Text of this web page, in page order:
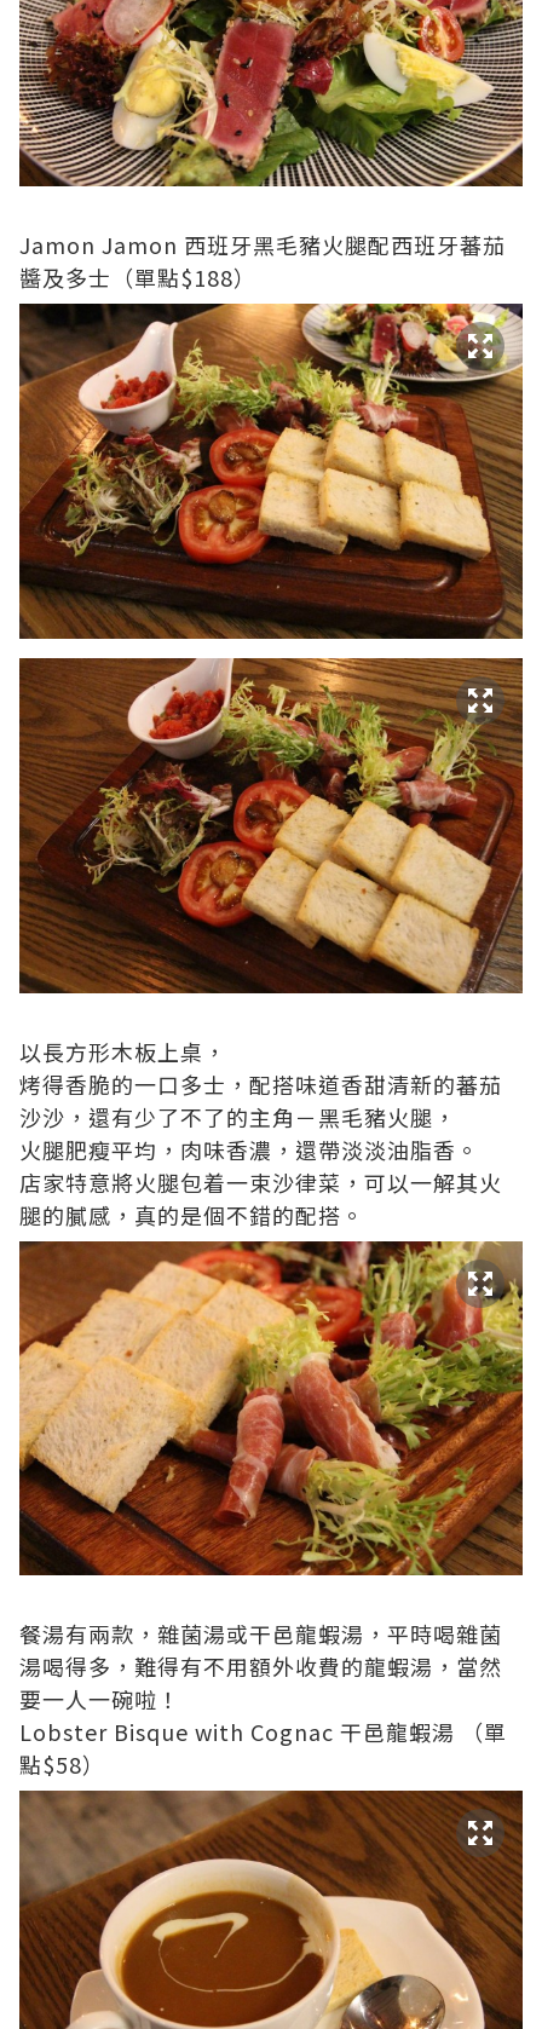
Jamon Jamon 西班牙黑毛豬火腿配西班牙蕃茄
醬及多士（單點$188）
以長方形木板上桌，
烤得香脆的一口多士，配搭味道香甜清新的蕃茄
沙沙，還有少了不了的主角－黑毛豬火腿，
火腿肥瘦平均，肉味香濃，還帶淡淡油脂香。
店家特意將火腿包着一束沙律菜，可以一解其火
腿的膩感，真的是個不錯的配搭。
餐湯有兩款，雜菌湯或干邑龍蝦湯，平時喝雜菌
湯喝得多，難得有不用額外收費的龍蝦湯，當然
要一人一碗啦！
Lobster Bisque with Cognac 干邑龍蝦湯 （單
點$58）